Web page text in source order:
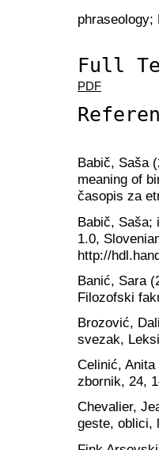
Full
PDF
Babič, Saša
meaning of
časopis za
Babič, Saša;
1.0,
http://
Banić, Sara
Filozofski
Brozović,
svezak,
Celinić,
zbornik, 24,
Chevalier,
geste, oblici,